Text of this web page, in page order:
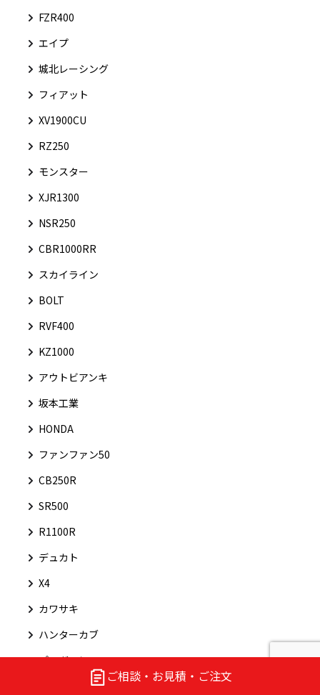
ご相談・お見積・ご注文
FZR400
エイプ
城北レーシング
フィアット
XV1900CU
RZ250
モンスター
XJR1300
NSR250
CBR1000RR
スカイライン
BOLT
RVF400
KZ1000
アウトビアンキ
坂本工業
HONDA
ファンファン50
CB250R
SR500
R1100R
デュカト
X4
カワサキ
ハンターカブ
パニガーレ